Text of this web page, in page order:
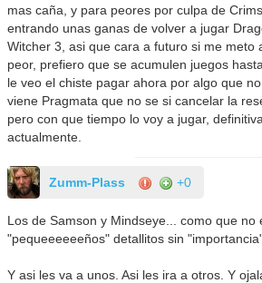
mas caña, y para peores por culpa de
entrando unas ganas de volver a jugar
Witcher 3, asi que cara a futuro si me meto
peor, prefiero que se acumulen juegos
le veo el chiste pagar ahora por algo que
viene Pragmata que no se si cancelar la
pero con que tiempo lo voy a jugar,
actualmente.
Zumm-Plass +0
Los de Samson y Mindseye... como que no
"pequeeeeeeños" detallitos sin
Y asi les va a unos. Asi les ira a otros. Y